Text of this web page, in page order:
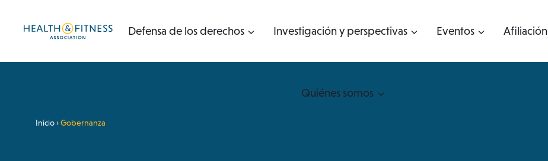
Defensa de los derechos Investigación y perspectivas Eventos Afiliación
Quiénes somos
Inicio›Gobernanza